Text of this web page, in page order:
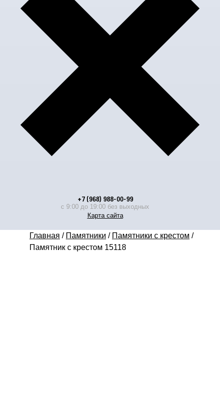
+7 (968) 988-00-99
с 9:00 до 19:00 без выходных
Карта сайта
Главная / Памятники / Памятники с крестом /
Памятник с крестом 15118